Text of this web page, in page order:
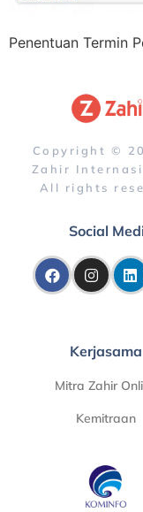
Penentuan Termin
Copyright ©
Zahir
All rights
Social
Kerjasama
Mitra Zahir
Kemitraan